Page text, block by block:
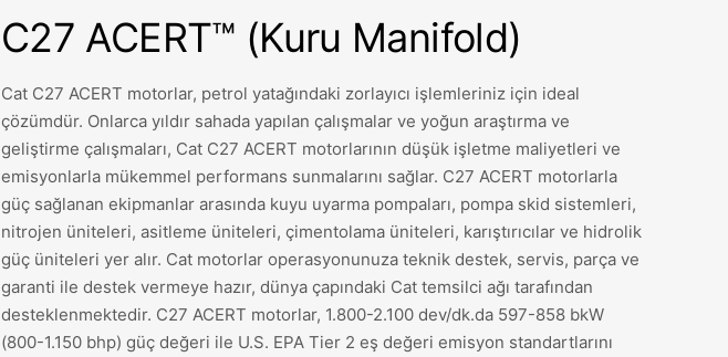
C27 ACERT™ (Kuru Manifold)
Cat C27 ACERT motorlar, petrol yatağındaki zorlayıcı işlemleriniz için ideal
çözümdür. Onlarca yıldır sahada yapılan çalışmalar ve yoğun araştırma ve
geliştirme çalışmaları, Cat C27 ACERT motorlarının düşük işletme maliyetleri ve
emisyonlarla mükemmel performans sunmalarını sağlar. C27 ACERT motorlarla
güç sağlanan ekipmanlar arasında kuyu uyarma pompaları, pompa skid sistemleri,
nitrojen üniteleri, asitleme üniteleri, çimentolama üniteleri, karıştırıcılar ve hidrolik
güç üniteleri yer alır. Cat motorlar operasyonunuza teknik destek, servis, parça ve
garanti ile destek vermeye hazır, dünya çapındaki Cat temsilci ağı tarafından
desteklenmektedir. C27 ACERT motorlar, 1.800-2.100 dev/dk.da 597-858 bkW
(800-1.150 bhp) güç değeri ile U.S. EPA Tier 2 eş değeri emisyon standartlarını